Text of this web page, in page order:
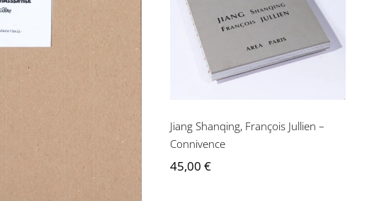
François L’Yvonnet,
Paëlla? – La jeunesse
reconnaissante
Jiang Shanqing, François
Jullien – Connivence
Jiang Shanqing, François Jullien –
Connivence
45,00 €